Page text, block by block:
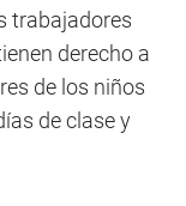
trabajadores
derecho a
de los niños
de clase y